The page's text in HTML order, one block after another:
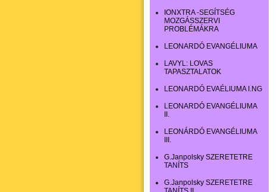
IONXTRA -SEGÍTSÉG
MOZGÁSSZERVI
PROBLÉMÁKRA
LEONARDÓ EVANGÉLIUMA
LAVYL: LOVAS
TAPASZTALATOK
LEONARDÓ EVAÉLIUMA I.NG
LEONARDÓ EVANGÉLIUMA
II.
LEONÁRDÓ EVANGÉLIUMA
III.
G.Janpolsky SZERETETRE
TANÍTS
G.Janpolsky SZERETETRE